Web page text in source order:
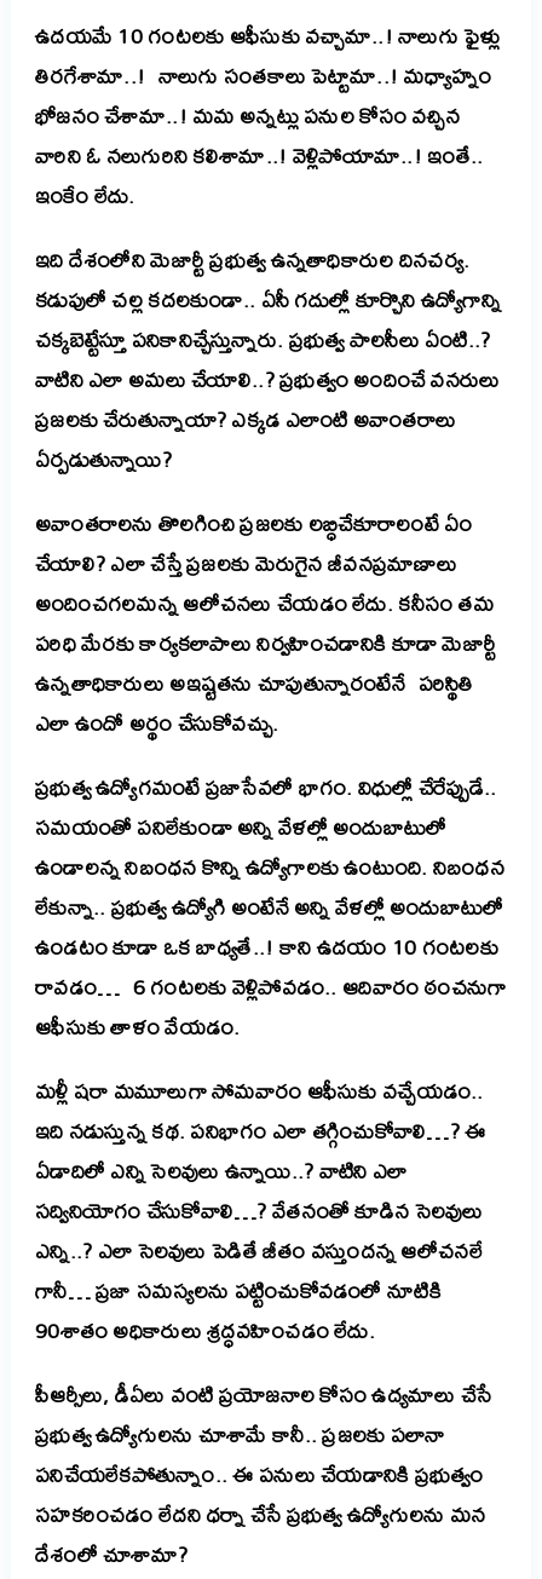
ఉదయమే 10 గంటలకు ఆఫీసుకు వచ్చామా..! నాలుగు ఫైళ్లు
తిరగేశామా..! నాలుగు సంతకాలు పెట్టామా..! మధ్యాహ్నం
భోజనం చేశామా..! మమ అన్నట్లు పనుల కోసం వచ్చిన
వారిని ఓ నలుగురిని కలిశామా..! వెళ్లిపోయామా..! ఇంతే..
ఇంకేం లేదు.
ఇది దేశంలోని మెజార్టీ ప్రభుత్వ ఉన్నతాధికారుల దినచర్య.
కడుపులో చల్ల కదలకుండా.. ఏసీ గదుల్లో కూర్చొని ఉద్యోగాన్ని
చక్కబెట్టేస్తూ పనికానిచ్చేస్తున్నారు. ప్రభుత్వ పాలసీలు ఏంటి..?
వాటిని ఎలా అమలు చేయాలి..? ప్రభుత్వం అందించే వనరులు
ప్రజలకు చేరుతున్నాయా? ఎక్కడ ఎలాంటి అవాంతరాలు
ఏర్పడుతున్నాయి?
అవాంతరాలను తొలగించి ప్రజలకు లబ్ధిచేకూరాలంటే ఏం
చేయాలి? ఎలా చేస్తే ప్రజలకు మెరుగైన జీవనప్రమాణాలు
అందించగలమన్న ఆలోచనలు చేయడం లేదు. కనీసం తమ
పరిధి మేరకు కార్యకలాపాలు నిర్వహించడానికి కూడా మెజార్టీ
ఉన్నతాధికారులు అఇష్టతను చూపుతున్నారంటేనే పరిస్థితి
ఎలా ఉందో అర్థం చేసుకోవచ్చు.
ప్రభుత్వ ఉద్యోగమంటే ప్రజాసేవలో భాగం. విధుల్లో చేరేప్పుడే..
సమయంతో పనిలేకుండా అన్ని వేళల్లో అందుబాటులో
ఉండాలన్న నిబంధన కొన్ని ఉద్యోగాలకు ఉంటుంది. నిబంధన
లేకున్నా.. ప్రభుత్వ ఉద్యోగి అంటేనే అన్ని వేళల్లో అందుబాటులో
ఉండటం కూడా ఒక బాధ్యతే..! కాని ఉదయం 10 గంటలకు
రావడం… 6 గంటలకు వెళ్లిపోవడం.. ఆదివారం ఠంచనుగా
ఆఫీసుకు తాళం వేయడం.
మళ్లీ షరా మమూలుగా సోమవారం ఆఫీసుకు వచ్చేయడం..
ఇది నడుస్తున్న కథ. పనిభాగం ఎలా తగ్గించుకోవాలి…? ఈ
ఏడాదిలో ఎన్ని సెలవులు ఉన్నాయి..? వాటిని ఎలా
సద్వినియోగం చేసుకోవాలి…? వేతనంతో కూడిన సెలవులు
ఎన్ని..? ఎలా సెలవులు పెడితే జీతం వస్తుందన్న ఆలోచనలే
గానీ… ప్రజా సమస్యలను పట్టించుకోవడంలో నూటికి
90శాతం అధికారులు శ్రద్ధవహించడం లేదు.
పీఆర్సీలు, డీఏలు వంటి ప్రయోజనాల కోసం ఉద్యమాలు చేసే
ప్రభుత్వ ఉద్యోగులను చూశామే కానీ.. ప్రజలకు పలానా
పనిచేయలేకపోతున్నాం.. ఈ పనులు చేయడానికి ప్రభుత్వం
సహకరించడం లేదని ధర్నా చేసే ప్రభుత్వ ఉద్యోగులను మన
దేశంలో చూశామా?